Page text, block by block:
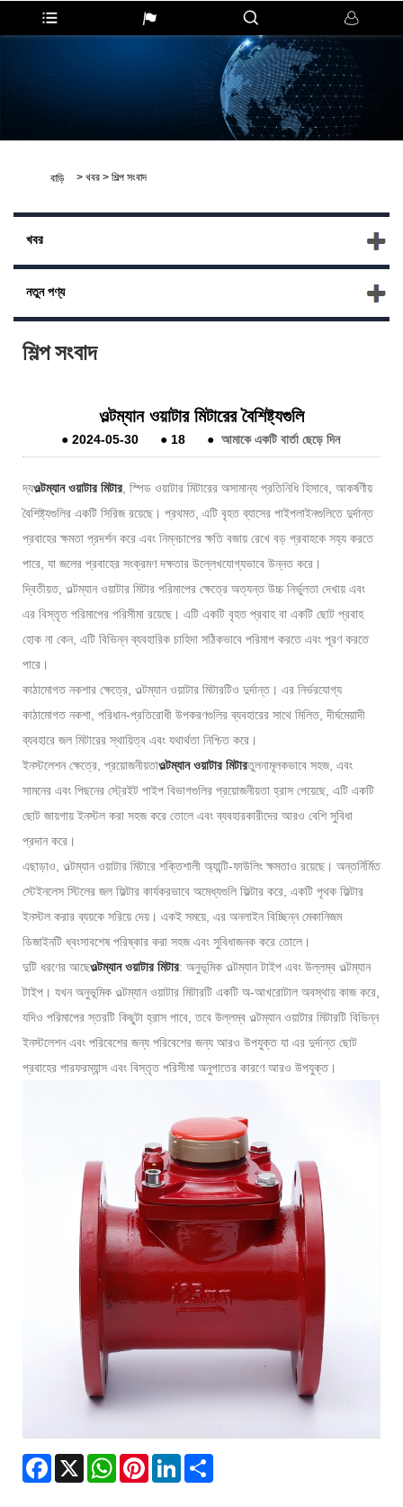
বাড়ি > খবর > শিল্প সংবাদ
খবর
নতুন পণ্য
শিল্প সংবাদ
ওল্টম্যান ওয়াটার মিটারের বৈশিষ্ট্যগুলি
●2024-05-30 ● 18 ● আমাকে একটি বার্তা ছেড়ে দিন
দ্যওল্টম্যান ওয়াটার মিটার , স্পিড ওয়াটার মিটারের অসামান্য প্রতিনিধি হিসাবে, আকর্ষণীয়
বৈশিষ্ট্যগুলির একটি সিরিজ রয়েছে। প্রথমত, এটি বৃহত ব্যাসের পাইপলাইনগুলিতে দুর্দান্ত
প্রবাহের ক্ষমতা প্রদর্শন করে এবং নিম্নচাপের ক্ষতি বজায় রেখে বড় প্রবাহকে সহ্য করতে
পারে, যা জলের প্রবাহের সংক্রমণ দক্ষতার উল্লেখযোগ্যভাবে উন্নত করে।
দ্বিতীয়ত, ওল্টম্যান ওয়াটার মিটার পরিমাপের ক্ষেত্রে অত্যন্ত উচ্চ নির্ভুলতা দেখায় এবং
এর বিস্তৃত পরিমাপের পরিসীমা রয়েছে। এটি একটি বৃহত প্রবাহ বা একটি ছোট প্রবাহ
হোক না কেন, এটি বিভিন্ন ব্যবহারিক চাহিদা সঠিকভাবে পরিমাপ করতে এবং পূরণ করতে
পারে।
কাঠামোগত নকশার ক্ষেত্রে, ওল্টম্যান ওয়াটার মিটারটিও দুর্দান্ত। এর নির্ভরযোগ্য
কাঠামোগত নকশা, পরিধান-প্রতিরোধী উপকরণগুলির ব্যবহারের সাথে মিলিত, দীর্ঘমেয়াদী
ব্যবহারে জল মিটারের স্থায়িত্ব এবং যথার্থতা নিশ্চিত করে।
ইনস্টলেশন ক্ষেত্রে, প্রয়োজনীয়তাওল্টম্যান ওয়াটার মিটারতুলনামূলকভাবে সহজ, এবং
সামনের এবং পিছনের স্ট্রেইট পাইপ বিভাগগুলির প্রয়োজনীয়তা হ্রাস পেয়েছে, এটি একটি
ছোট জায়গায় ইনস্টল করা সহজ করে তোলে এবং ব্যবহারকারীদের আরও বেশি সুবিধা
প্রদান করে।
এছাড়াও, ওল্টম্যান ওয়াটার মিটারে শক্তিশালী অ্যান্টি-ফাউলিং ক্ষমতাও রয়েছে। অন্তর্নির্মিত
স্টেইনলেস স্টিলের জল ফিল্টার কার্যকরভাবে অমেধ্যগুলি ফিল্টার করে, একটি পৃথক ফিল্টার
ইনস্টল করার ব্যয়কে সরিয়ে দেয়। একই সময়ে, এর অনলাইন বিচ্ছিন্ন মেকানিজম
ডিজাইনটি ধ্বংসাবশেষ পরিষ্কার করা সহজ এবং সুবিধাজনক করে তোলে।
দুটি ধরণের আছেওল্টম্যান ওয়াটার মিটার: অনুভূমিক ওল্টম্যান টাইপ এবং উল্লম্ব ওল্টম্যান
টাইপ। যখন অনুভূমিক ওল্টম্যান ওয়াটার মিটারটি একটি অ-আখরোটাল অবস্থায় কাজ করে,
যদিও পরিমাপের স্তরটি কিছুটা হ্রাস পাবে, তবে উল্লম্ব ওল্টম্যান ওয়াটার মিটারটি বিভিন্ন
ইনস্টলেশন এবং পরিবেশের জন্য পরিবেশের জন্য আরও উপযুক্ত যা এর দুর্দান্ত ছোট
প্রবাহের পারফরম্যান্স এবং বিস্তৃত পরিসীমা অনুপাতের কারণে আরও উপযুক্ত।
Facebook
X WhatsAppPinterestLinkedIn